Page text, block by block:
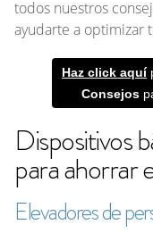
todos nuestros
ayudarte a optimizar
Haz click aquí
Consejos
Dispositivos
para ahorrar
Elevadores de